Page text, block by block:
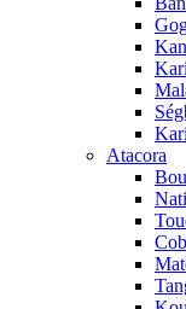
Atacora